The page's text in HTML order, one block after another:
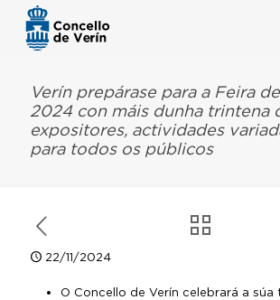
Verín prepárase para a Feira
2024 con máis dunha trintena
expositores, actividades
para todos os públicos
22/11/2024
O Concello de Verín celebrará a súa